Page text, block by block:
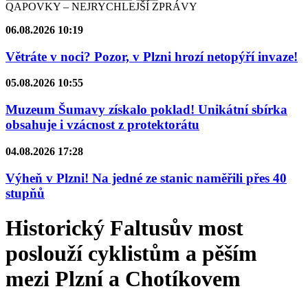
QAPOVKY – NEJRYCHLEJŠÍ ZPRÁVY
06.08.2026 10:19
Větráte v noci? Pozor, v Plzni hrozí netopýří invaze!
05.08.2026 10:55
Muzeum Šumavy získalo poklad! Unikátní sbírka
obsahuje i vzácnost z protektorátu
04.08.2026 17:28
Výheň v Plzni! Na jedné ze stanic naměřili přes 40
stupňů
Historický Faltusův most
poslouží cyklistům a pěším
mezi Plzní a Chotíkovem